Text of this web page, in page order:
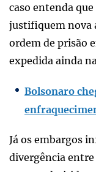
caso entenda
justifiquem nova
ordem de prisão
expedida ainda
Bolsonaro
Já os embargos
divergência